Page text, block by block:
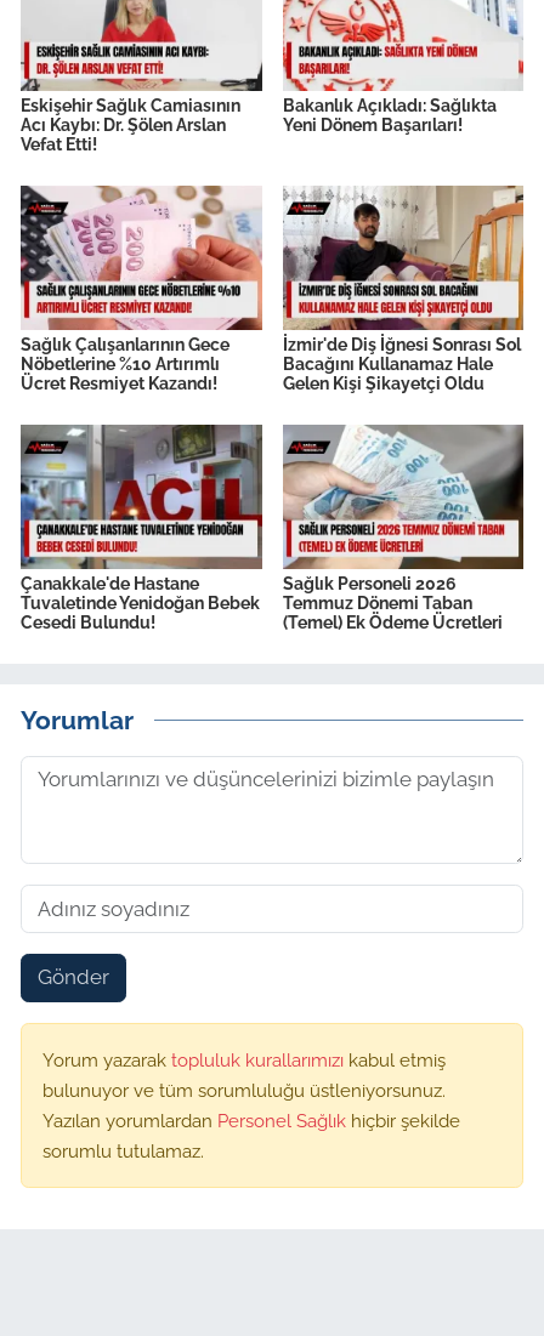
Eskişehir Sağlık Camiasının
Acı Kaybı: Dr. Şölen Arslan
Vefat Etti!
Bakanlık Açıkladı: Sağlıkta
Yeni Dönem Başarıları!
Sağlık Çalışanlarının Gece
Nöbetlerine %10 Artırımlı
Ücret Resmiyet Kazandı!
İzmir'de Diş İğnesi Sonrası Sol
Bacağını Kullanamaz Hale
Gelen Kişi Şikayetçi Oldu
Çanakkale'de Hastane
Tuvaletinde Yenidoğan Bebek
Cesedi Bulundu!
Sağlık Personeli 2026
Temmuz Dönemi Taban
(Temel) Ek Ödeme Ücretleri
Yorumlar
Gönder
Yorum yazarak topluluk kurallarımızı kabul etmiş
bulunuyor ve tüm sorumluluğu üstleniyorsunuz.
Yazılan yorumlardan Personel Sağlık hiçbir şekilde
sorumlu tutulamaz.